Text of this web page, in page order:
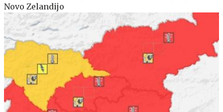
Novo Zelandijo